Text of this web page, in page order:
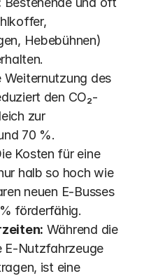
Hebebühnen)
Weiternutzung des
den CO₂-
zur
70 %.
Kosten für eine
halb so hoch wie
neuen E-Busses
förderfähig.
Während die
E-Nutzfahrzeuge
ist eine